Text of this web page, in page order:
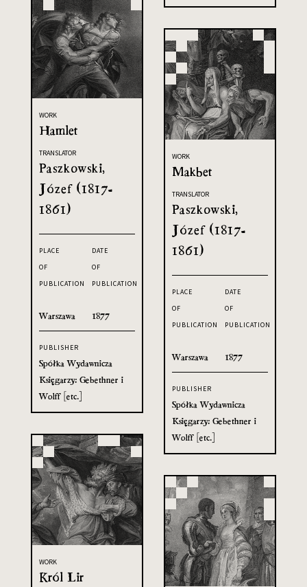
WORK
Hamlet
TRANSLATOR
Paszkowski,
Józef (1817-
1861)
PLACE
OF
PUBLICATION
Warszawa
DATE
OF
PUBLICATION
1877
PUBLISHER
Spółka Wydawnicza
Księgarzy: Gebethner i
Wolff [etc.]
WORK
Makbet
TRANSLATOR
Paszkowski,
Józef (1817-
1861)
PLACE
OF
PUBLICATION
Warszawa
DATE
OF
PUBLICATION
1877
PUBLISHER
Spółka Wydawnicza
Księgarzy: Gebethner i
Wolff [etc.]
WORK
Król Lir